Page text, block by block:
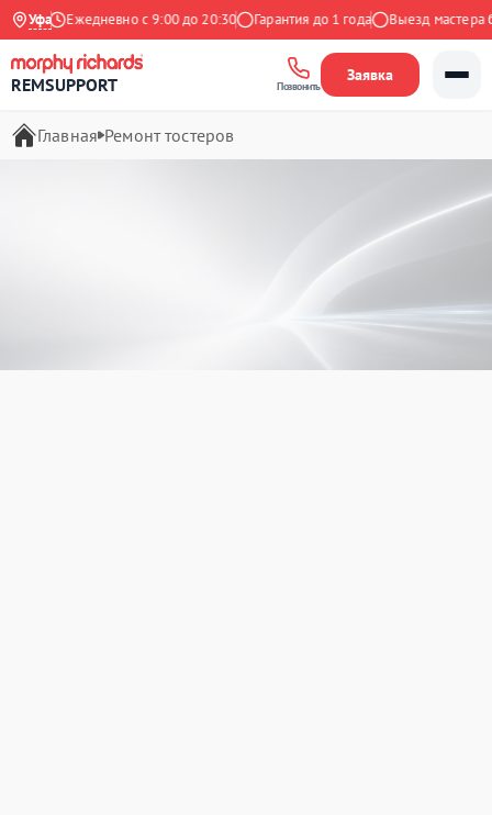
Уфа
Ежедневно с 9:00 до 20:30 Гарантия до 1 года Выезд мастера
REMSUPPORT Позвонить
Заявка
Главная Ремонт тостеров